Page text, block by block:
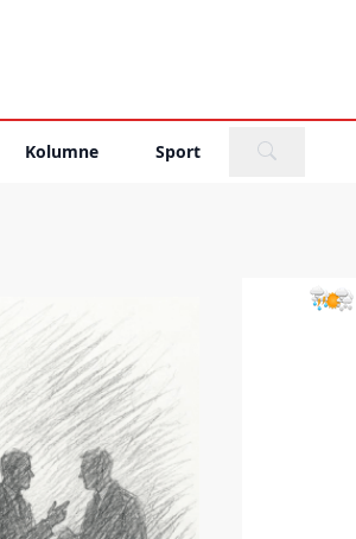
Kolumne Sport